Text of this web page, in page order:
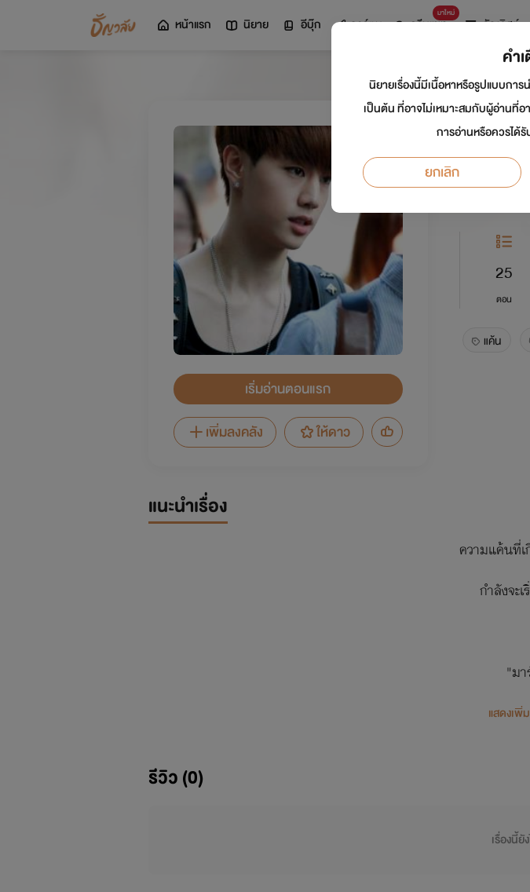
หน้าแรก นิยาย อีบุ๊ก การ์ตูน
มาใหม่
ดรีมแชท ธัญลิสต์
เริ่มอ่านตอนแรก
เพิ่มลงคลัง
ให้ดาว
แค้
นักเขียน:หมู
Y
25
ตอน
แค้น
แนะนำเรื่อง
ความแค้นที่
กำลังจะ
"ม
นายไม่มีสิทธิมา
ผู้หญิงร่านๆอย่างแม่น
แสดงเพิ่
รีวิว (0)
เรื่องนี้ยั
คำ
นิยายเรื่องนี้มีเนื้อหาหรือรูปแบบกา
เป็นต้น ที่อาจไม่เหมาะสมกับผู้อ่านที่
การอ่านหรือควรได้
ยกเลิก